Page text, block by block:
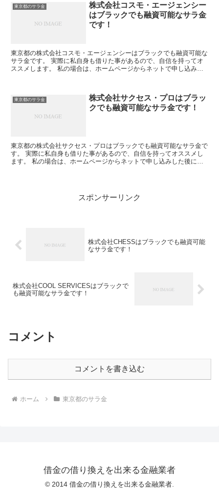
東京都のサラ金
株式会社コスモ・エージェンシー
はブラックでも融資可能なサラ金
です！
東京都の株式会社コスモ・エージェンシーはブラックでも融資可能な
サラ金です。 実際に私自身も借りた事があるので、自信を持ってオ
ススメします。 私の場合は、ホームページからネットで申し込みし
東京都のサラ金
株式会社サクセス・プロはブラッ
クでも融資可能なサラ金です！
東京都の株式会社サクセス・プロはブラックでも融資可能なサラ金で
す。 実際に私自身も借りた事があるので、自信を持ってオススメし
ます。 私の場合は、ホームページからネットで申し込みした後に電
スポンサーリンク
株式会社CHESSはブラックでも融資可能
なサラ金です！
株式会社COOL SERVICESはブラックで
も融資可能なサラ金です！
コメント
コメントを書き込む
ホーム 東京都のサラ金
借金の借り換えを出来る金融業者
© 2014 借金の借り換えを出来る金融業者.